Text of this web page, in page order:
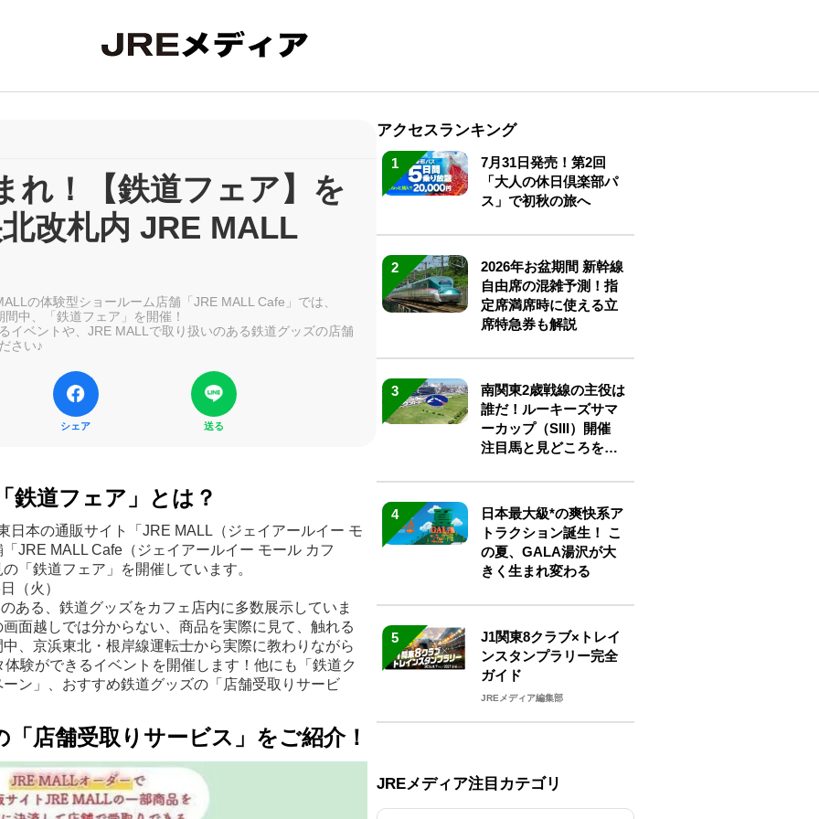
れ！【鉄道フェア】を
改札内 JRE MALL
の体験型ショールーム店舗「JRE MALL Cafe」では、
中、「鉄道フェア」を開催！
イベントや、JRE MALLで取り扱いのある鉄道グッズの店舗
さい♪
シェア 送る
鉄道フェア」とは？
日本の通販サイト「JRE MALL（ジェイアールイー モ
JRE MALL Cafe（ジェイアールイー モール カフ
「鉄道フェア」を開催しています。
（火）
ある、鉄道グッズをカフェ店内に多数展示していま
面越しでは分からない、商品を実際に見て、触れる
、京浜東北・根岸線運転士から実際に教わりながら
験ができるイベントを開催します！他にも「鉄道ク
ン」、おすすめ鉄道グッズの「店舗受取りサービ
店舗受取りサービス」をご紹介！
アクセスランキング
1
7月31日発売！第2回
「大人の休日倶楽部パ
ス」で初秋の旅へ
2
2026年お盆期間 新幹線
自由席の混雑予測！指
定席満席時に使える立
席特急券も解説
3
南関東2歳戦線の主役は
誰だ！ルーキーズサマ
ーカップ（SIII）開催
注目馬と見どころをチ
4
日本最大級*の爽快系ア
トラクション誕生！ こ
の夏、GALA湯沢が大
きく生まれ変わる
5
J1関東8クラブ×トレイ
ンスタンプラリー完全
ガイド
JREメディア編集部
JREメディア注目カテゴリ